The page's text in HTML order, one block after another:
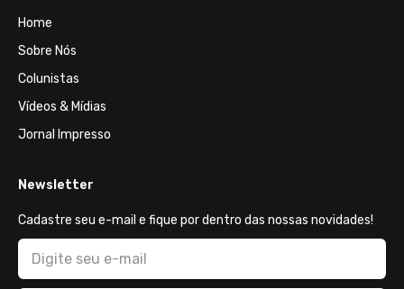
Home
Sobre Nós
Colunistas
Vídeos & Mídias
Jornal Impresso
Newsletter
Cadastre seu e-mail e fique por dentro das nossas novidades!